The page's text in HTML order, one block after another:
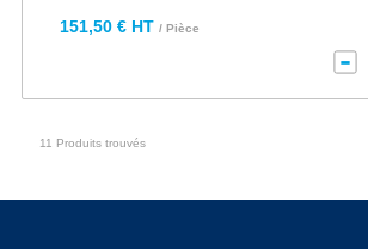
151,50 € HT / Pièce
11 Produits trouvés